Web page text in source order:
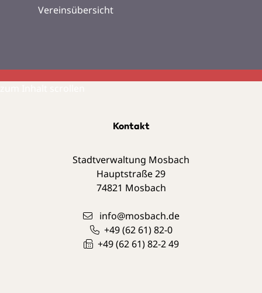
Vereinsübersicht
Kontakt
Stadtverwaltung Mosbach
Hauptstraße 29
74821 Mosbach
info@mosbach.de
+49 (62 61) 82-0
+49 (62 61) 82-2 49